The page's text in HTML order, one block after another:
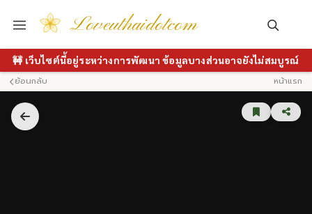
🚧 เว็บไซต์นี้อยู่ระหว่างการพัฒนา ข้อมูลบางส่วนอาจยังไม่สมบูรณ์
Loveuthaidotcom
ย้อนกลับ หน้าแรก